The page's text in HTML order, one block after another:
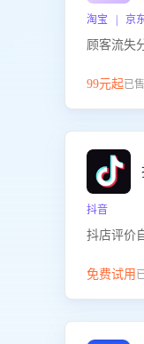
淘宝 | 京
顾客流失
99元起已
抖音
抖店评价
免费试用